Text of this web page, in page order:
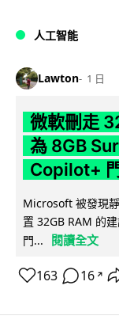
人工智能
Lawton 1 日
微軟刪走
為 8GB
Copilot+
Microsoft 被發現
置 32GB RAM 的
門...
閱讀全文
163 16 ↗